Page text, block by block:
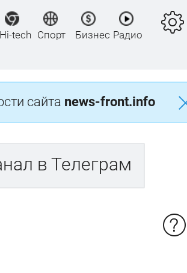
Спорт Бизнес Радио
сайта news-front.info
в Телеграм